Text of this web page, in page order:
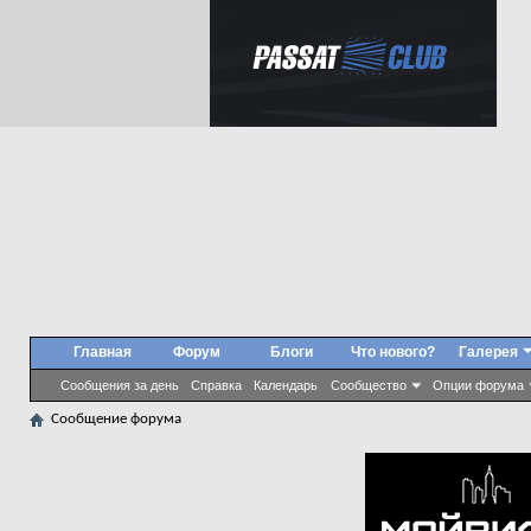
Главная Форум
Сообщения за день Справка Календарь Сообщество Опции форума
Блоги Что нового? Галерея
Сообщение форума